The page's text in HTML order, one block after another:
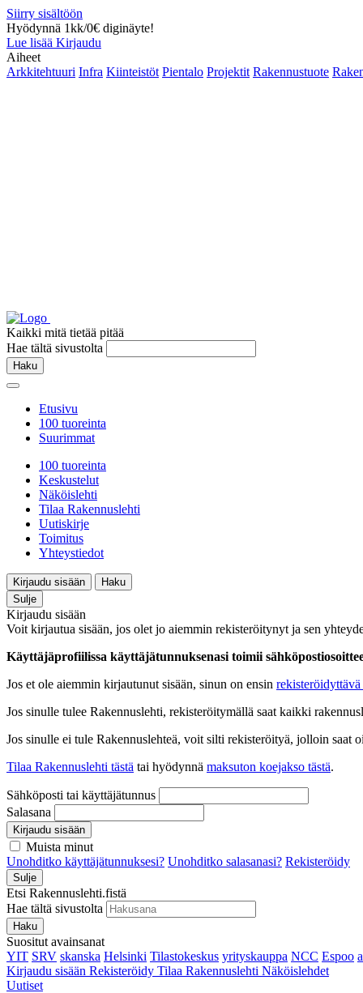
Siirry sisältöön
Hyödynnä 1kk/0€ diginäyte!
Lue lisää Kirjaudu
Aiheet
Arkkitehtuuri Infra Kiinteistöt Pientalo Projektit Rakennustuote
Kaikki mitä tietää pitää
Hae tältä sivustolta
Haku
Etusivu
100 tuoreinta
Suurimmat
100 tuoreinta
Keskustelut
Näköislehti
Tilaa Rakennuslehti
Uutiskirje
Toimitus
Yhteystiedot
Kirjaudu sisään
Haku
Sulje
Kirjaudu sisään
Voit kirjautua sisään, jos olet jo aiemmin rekisteröitynyt ja sen
Käyttäjäprofiilissa käyttäjätunnuksenasi toimii
Jos et ole aiemmin kirjautunut sisään, sinun on ensin rekisteröidyttävä
Jos sinulle tulee Rakennuslehti, rekisteröitymällä saat kaikki
Jos sinulle ei tule Rakennuslehteä, voit silti rekisteröityä, jolloin saat
Tilaa Rakennuslehti tästä tai hyödynnä maksuton koejakso tästä.
Sähköposti tai käyttäjätunnus
Salasana
Kirjaudu sisään
Muista minut
Unohditko käyttäjätunnuksesi? Unohditko salasanasi? Rekisteröidy
Sulje
Etsi Rakennuslehti.fistä
Hae tältä sivustolta
Haku
Suositut avainsanat
YIT SRV skanska Helsinki Tilastokeskus yrityskauppa NCC Espoo
Kirjaudu sisään Rekisteröidy Tilaa Rakennuslehti Näköislehdet
Uutiset